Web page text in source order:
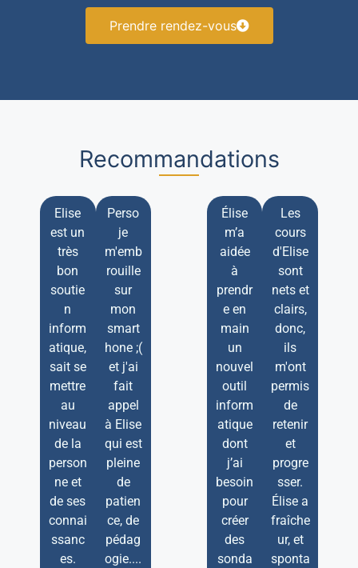
Prendre rendez-vous
Recommandations
Elise
est un
très
bon
soutie
n
inform
atique,
sait se
mettre
au
niveau
de la
person
ne et
de ses
connai
ssanc
es.
Perso
je
m'emb
rouille
sur
mon
smart
hone ;(
et j'ai
fait
appel
à Elise
qui est
pleine
de
patien
ce, de
pédag
ogie....
Élise
m’a
aidée
à
prendr
e en
main
un
nouvel
outil
inform
atique
dont
j’ai
besoin
pour
créer
des
sonda
Les
cours
d'Elise
sont
nets et
clairs,
donc,
ils
m'ont
permis
de
retenir
et
progre
sser.
Élise a
fraîche
ur, et
sponta